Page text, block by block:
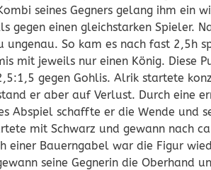
seines Gegners gelang ihm ein
gegen einen gleichstarken Spieler.
ungenau. So kam es nach fast 2,5h
mit jeweils nur einen König. Diese
gegen Gohlis. Alrik startete
er aber auf Verlust. Durch eine
Abspiel schaffte er die Wende und
mit Schwarz und gewann nach
einer Bauerngabel war die Figur
seine Gegnerin die Oberhand